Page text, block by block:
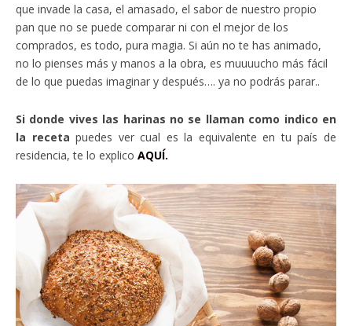
que invade la casa, el amasado, el sabor de nuestro propio
pan que no se puede comparar ni con el mejor de los
comprados, es todo, pura magia. Si aún no te has animado,
no lo pienses más y manos a la obra, es muuuucho más fácil
de lo que puedas imaginar y después…. ya no podrás parar..
Si donde vives las harinas no se llaman como indico en
la receta puedes ver cual es la equivalente en tu país de
residencia, te lo explico AQUÍ.